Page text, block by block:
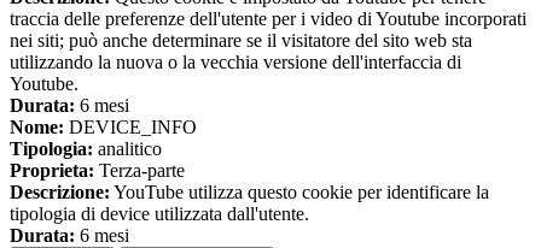
traccia delle preferenze dell'utente per i video di Youtube incorporati
nei siti; può anche determinare se il visitatore del sito web sta
utilizzando la nuova o la vecchia versione dell'interfaccia di
Youtube.
Durata: 6 mesi
Nome: DEVICE_INFO
Tipologia: analitico
Proprieta: Terza-parte
Descrizione: YouTube utilizza questo cookie per identificare la
tipologia di device utilizzata dall'utente.
Durata: 6 mesi